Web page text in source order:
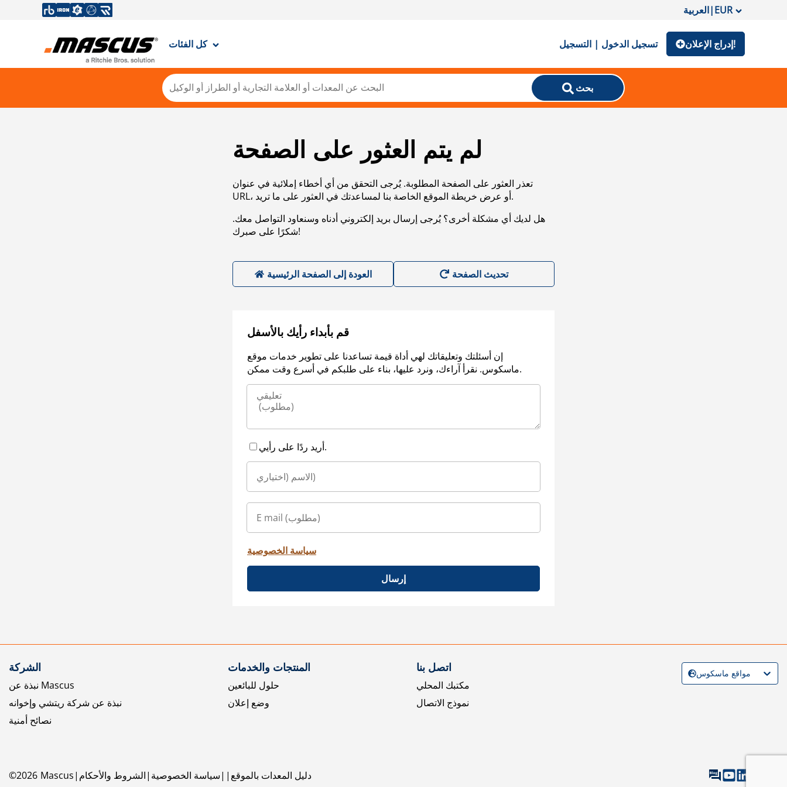
العربية|EUR
كل الفئات تسجيل الدخول | التسجيل إدراج الإعلان!
بحث
لم يتم العثور على الصفحة
تعذر العثور على الصفحة المطلوبة. يُرجى التحقق من أي أخطاء إملائية في عنوان
URL، أو عرض خريطة الموقع الخاصة بنا لمساعدتك في العثور على ما تريد.
هل لديك أي مشكلة أخرى؟ يُرجى إرسال بريد إلكتروني أدناه وسنعاود التواصل معك.
شكرًا على صبرك!
العودة إلى الصفحة الرئيسية
قم بأبداء رأيك بالأسفل
إن أسئلتك وتعليقاتك لهي أداة قيمة تساعدنا على تطوير خدمات موقع
ماسكوس. نقرأ آراءك، ونرد عليها، بناء على طلبكم في أسرع وقت ممكن.
أريد ردًا على رأيي.
سياسة الخصوصية
إرسال
الشركة
نبذة عن Mascus
نبذة عن شركة ريتشي وإخوانه
نصائح أمنية
المنتجات والخدمات
حلول للبائعين
وضع إعلان
اتصل بنا
مكتبك المحلي
نموذج الاتصال
©2026 Mascus الشروط والأحكام سياسة الخصوصية دليل المعدات بالموقع
مواقع ماسكوس